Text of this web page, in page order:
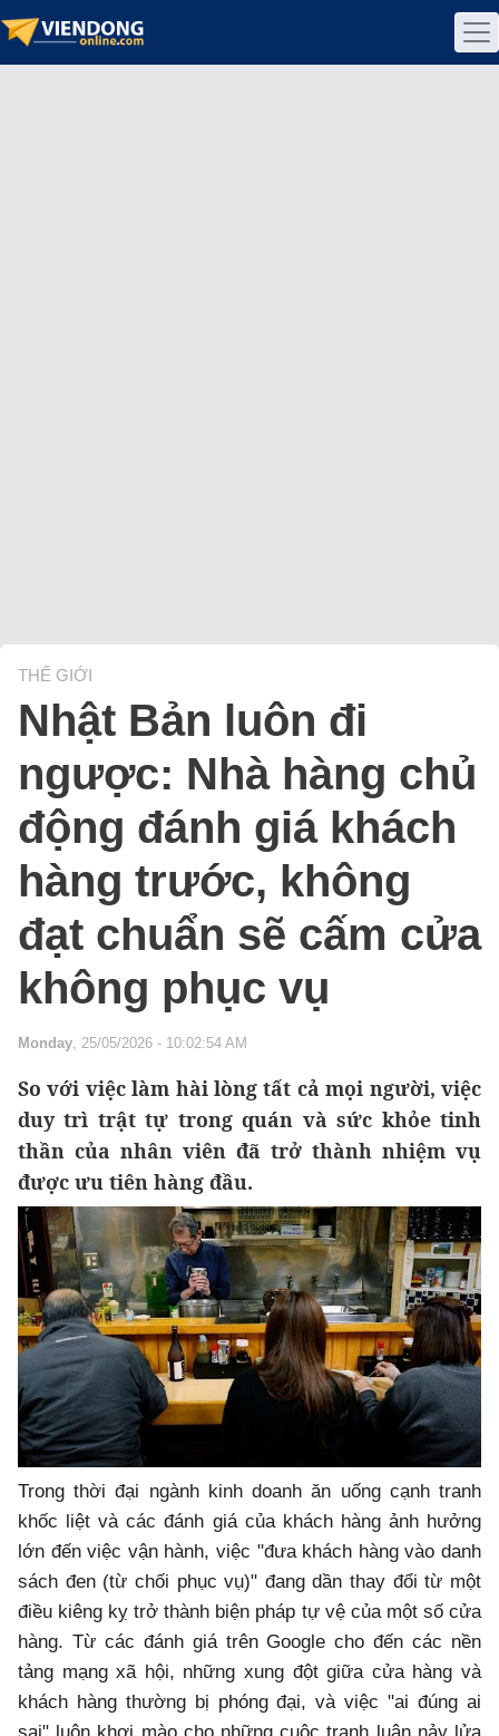
THẾ GIỚI
Nhật Bản luôn đi
ngược: Nhà hàng chủ
động đánh giá khách
hàng trước, không
đạt chuẩn sẽ cấm cửa
không phục vụ
Monday, 25/05/2026 - 10:02:54 AM
So với việc làm hài lòng tất cả mọi người, việc
duy trì trật tự trong quán và sức khỏe tinh
thần của nhân viên đã trở thành nhiệm vụ
được ưu tiên hàng đầu.
Trong thời đại ngành kinh doanh ăn uống cạnh tranh
khốc liệt và các đánh giá của khách hàng ảnh hưởng
lớn đến việc vận hành, việc "đưa khách hàng vào danh
sách đen (từ chối phục vụ)" đang dần thay đổi từ một
điều kiêng kỵ trở thành biện pháp tự vệ của một số cửa
hàng. Từ các đánh giá trên Google cho đến các nền
tảng mạng xã hội, những xung đột giữa cửa hàng và
khách hàng thường bị phóng đại, và việc "ai đúng ai